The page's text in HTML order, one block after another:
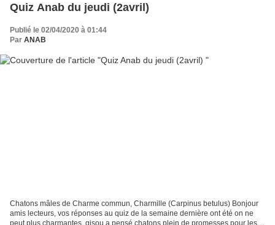
Quiz Anab du jeudi (2avril)
Publié le 02/04/2020 à 01:44
Par ANAB
Chatons mâles de Charme commun, Charmille (Carpinus betulus) Bonjour
amis lecteurs, vos réponses au quiz de la semaine dernière ont été on ne
peut plus charmantes. gisou a pensé chatons plein de promesses pour les